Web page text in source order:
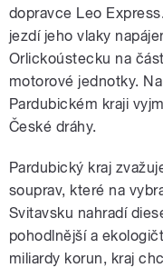
dopravce Leo
jezdí jeho vlaky
Orlickoústecku na
motorové jednotky.
Pardubickém kraji
České dráhy.
Pardubický kraj
souprav, které na
Svitavsku nahradí
pohodlnější a
miliardy korun, kraj